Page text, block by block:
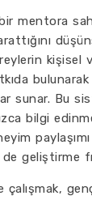
mentora
kişisel
sunar. Bu
bilgi
geliştirme
çalışmak,